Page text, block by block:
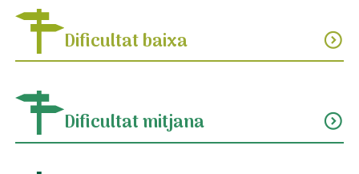
Dificultat baixa expand_circle_down
Dificultat mitjana expand_circle_down